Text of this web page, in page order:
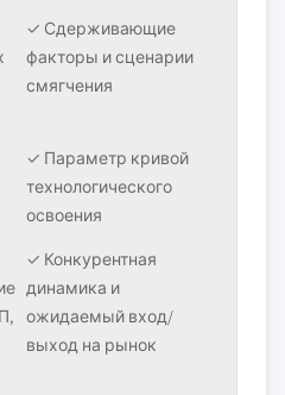
✓ Сдерживающие
факторы и сценарии
смягчения
✓ Параметр кривой
технологического
освоения
✓ Конкурентная
динамика и
ожидаемый вход/
выход на рынок